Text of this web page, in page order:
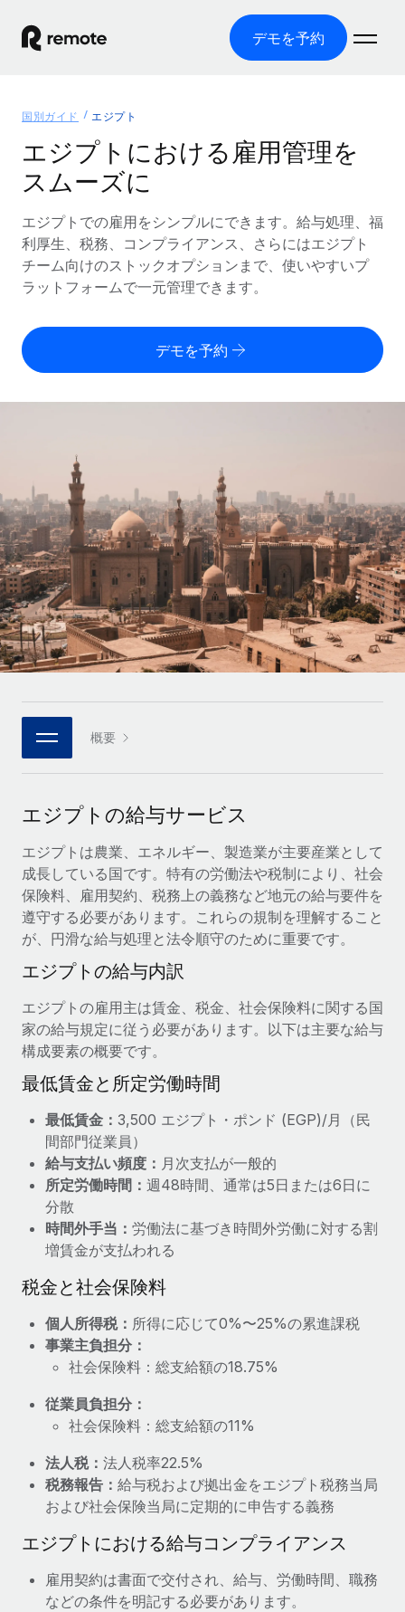
デモを予約
グローバル雇用
グローバル給与処理
コンプライアンス対応の給与処理を手軽に
Employer of Record（EOR）
グローバル展開をコストをかけずに実現
Contractor of Record
世界中の契約社員と法令を遵守して契約
複雑な雇用関連業務を外部委託
インフラ
Remote統合
人事機能をワークフローにシームレスに統合する
プラットフォーム
チームのための人事の基本機能を内蔵
接続 新しい
当社のMCPを使用して、あらゆるAIツールをRemoteに接続
統合
基本的なビジネスツールを活用して業務プロセスを効率化す
専門家に相談
グローバル人事・コンプライアンスの専門サポート
バックグラウンドチェック
Compliance Watchtower
コンプライアンスリスクを先回りして対応
デバイス管理
ITデバイスを世界規模で提供・管理
法人設立
法令順守した法人をスピーディに設立
移住・転勤
従業員の異動をスムーズに
福利厚生
ソリューション
各国の制度に対応
国別ガイド
/国別のグローバル雇用支援を検索する
Remoteを他社と比較
成長の段階
スタートアップ
成長中の企業向けのアジャイルなグローバルHR・給与処理ソ
リューション
ミッドマーケット
カスタマイズされた人事ソリューションでチームを拡大する
企業
大企業向けのグローバルHR
パートナーに登録
戦略的テクノロジーパートナー
グローバルな人事機能を柔軟に自社プラットフォームへ統合
当社とのパートナーシップの可能性を検討する
Remote Build 近日リリース予定
統合とAI自動化に関するコンサルティング
活用事例
リソース
ツールと計算ツール
従業員コスト計算ツール
ドを確認する
REMOTEで学習
リサーチおよびガイド
活用事例
HR用語集
チェックリストおよびテンプレート
職務内容ライブラリ
ウェビナー
イベント
ニュースルーム
給与・人材情報
情報センター
サポートを依頼する
すべてのリソースを表示する
ブログ
グローバル給与処理
EORおよびPEO
契約社員管理
税務
ブログを読む
ブログ
Remoteの製品アップデート：GustoとXeroの統合お
よびContractor Management Plus（契約社員管理
プラス）
Remoteの使命は、世界のどこにいても、あらゆる規模の企業が
ることです。この数週間で、新しい統合、機能、改良点をリリー
スしました。...
詳細を見る
給与, 賃金は詐欺の特に魅力的な標的です。多額の資金がシステ
ム間で頻繁に移動しているためです。このため、自社のビジネス
を保護することは極めて重要です。...
価格
English
Français
Deutsch
Español
Italiano
Português (Portugal)
日本語
한국어
国別ガイド エジプト
エジプトにおける雇用管理を
スムーズに
エジプトでの雇用をシンプルにできます。給与処理、福
利厚生、税務、コンプライアンス、さらにはエジプト
チーム向けのストックオプションまで、使いやすいプ
ラットフォームで一元管理できます。
デモを予約
概要
エジプトの給与サービス
エジプトは農業、エネルギー、製造業が主要産業として
成長している国です。特有の労働法や税制により、社会
保険料、雇用契約、税務上の義務など地元の給与要件を
遵守する必要があります。これらの規制を理解すること
が、円滑な給与処理と法令順守のために重要です。
エジプトの給与内訳
エジプトの雇用主は賃金、税金、社会保険料に関する国
家の給与規定に従う必要があります。以下は主要な給与
構成要素の概要です。
最低賃金と所定労働時間
最低賃金： 3,500 エジプト・ポンド (EGP)/月（民
間部門従業員）
給与支払い頻度： 月次支払が一般的
所定労働時間： 週48時間、通常は5日または6日に
分散
時間外手当： 労働法に基づき時間外労働に対する割
増賃金が支払われる
税金と社会保険料
個人所得税： 所得に応じて0%〜25%の累進課税
事業主負担分：
社会保険料：総支給額の18.75%
従業員負担分：
社会保険料：総支給額の11%
法人税： 法人税率22.5%
税務報告： 給与税および拠出金をエジプト税務当局
および社会保険当局に定期的に申告する義務
エジプトにおける給与コンプライアンス
雇用契約は書面で交付され、給与、労働時間、職務
などの条件を明記する必要があります。